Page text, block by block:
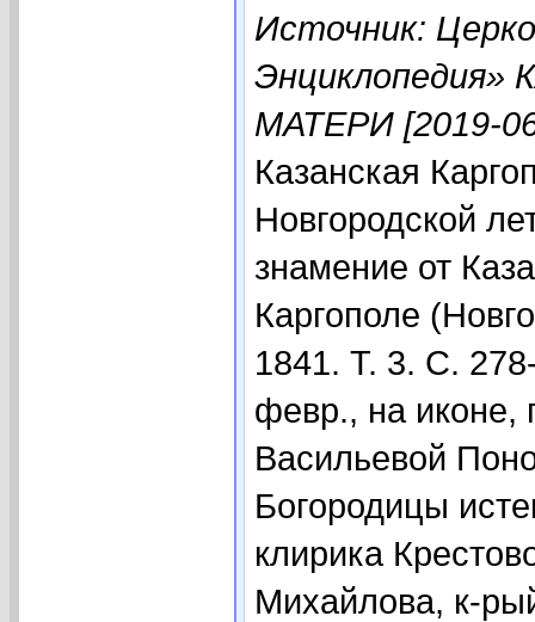
Источник:
МАТЕРИ [2019-
Казанская
Новгородской
знамение от
Каргополе
1841. Т. 3. С.
февр., на
Васильевой
Богородицы
клирика
Михайлова, к-